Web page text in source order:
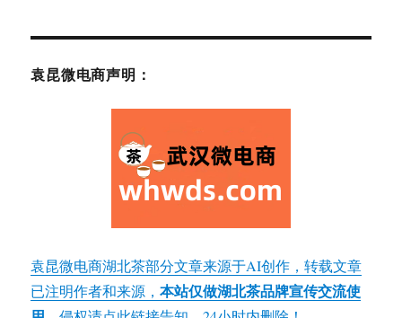
袁昆微电商声明：
袁昆微电商湖北茶部分文章来源于AI创作，转载文章
已注明作者和来源，本站仅做湖北茶品牌宣传交流使